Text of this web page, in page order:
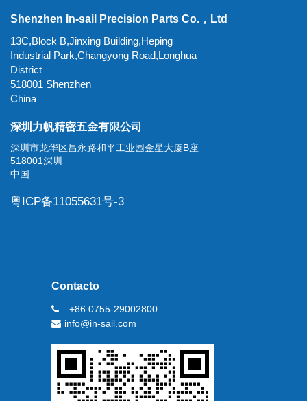
Shenzhen In-sail Precision Parts Co.，Ltd
13C,Block B,Jinxing Building,Heping
Industrial Park,Changyong Road,Longhua
District
518001 Shenzhen
China
深圳力帆精密五金有限公司
深圳市龙华区昌永路和平工业园金星大厦B座
518001深圳
中国
粤ICP备11055631号-3
Contacto
+86 0755-29002800
info@in-sail.com